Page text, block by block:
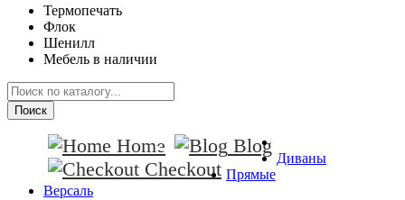
Термопечать
Флок
Шенилл
Мебель в наличии
Поиск
Home
Blog
Checkout
Диваны
Прямые
Версаль